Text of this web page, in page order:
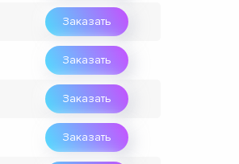
Заказать
Заказать
Заказать
Заказать